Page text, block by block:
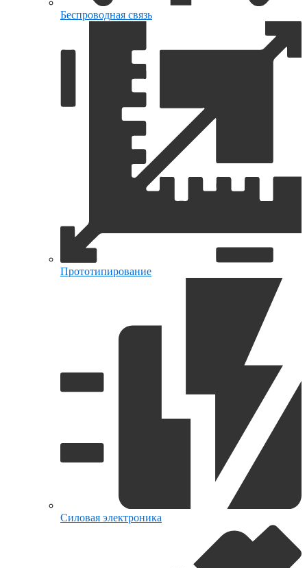
Беспроводная связь
Прототипирование
Силовая электроника